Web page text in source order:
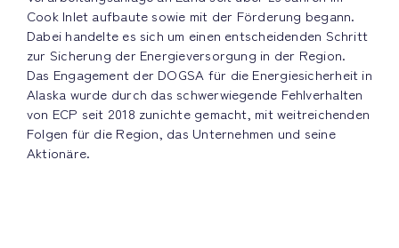
Cook Inlet aufbaute sowie mit der Förderung begann.
Dabei handelte es sich um einen entscheidenden Schritt
zur Sicherung der Energieversorgung in der Region.
Das Engagement der DOGSA für die Energiesicherheit in
Alaska wurde durch das schwerwiegende Fehlverhalten
von ECP seit 2018 zunichte gemacht, mit weitreichenden
Folgen für die Region, das Unternehmen und seine
Aktionäre.